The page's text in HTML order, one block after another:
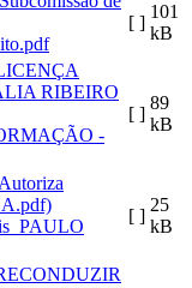
[ ]
101
kB
-
[ ]
89
kB
[ ]
25
kB